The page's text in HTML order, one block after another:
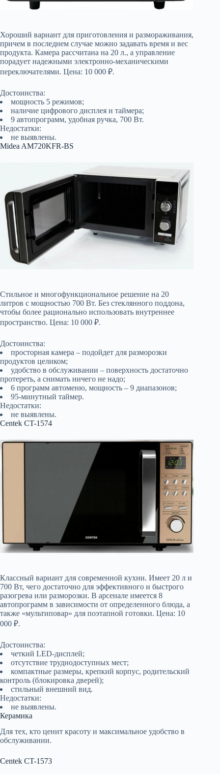
Хороший вариант для приготовления и размораживания,
причем в последнем случае можно задавать время и вес
продукта. Камера рассчитана на 20 л., а управление
порадует надежными электронно-механическими
переключателями. Цена: 10 000 ₽.
Достоинства:
мощность 5 режимов;
наличие цифрового дисплея и таймера;
9 автопрограмм, удобная ручка, 700 Вт.
Недостатки:
не выявлены.
Midea AM720KFR-BS
Стильное и многофункциональное решение на 20
литров с мощностью 700 Вт. Без стеклянного поддона,
чтобы более рационально использовать внутреннее
пространство. Цена: 10 000 ₽.
Достоинства:
просторная камера – подойдет для разморозки
продуктов целиком;
удобство в обслуживании – поверхность достаточно
протереть, а снимать ничего не надо;
6 программ автоменю, мощность – 9 диапазонов;
95-минутный таймер.
Недостатки:
не выявлены.
Centek CT-1574
Классный вариант для современной кухни. Имеет 20 л и
700 Вт, чего достаточно для эффективного и быстрого
разогрева или разморозки. В арсенале имеется 8
автопрограмм в зависимости от определенного блюда, а
также «мультиповар» для поэтапной готовки. Цена: 10
000 ₽.
Достоинства:
четкий LED-дисплей;
отсутствие труднодоступных мест;
компактные размеры, крепкий корпус, родительский
контроль (блокировка дверей);
стильный внешний вид.
Недостатки:
не выявлены.
Керамика
Для тех, кто ценит красоту и максимальное удобство в
обслуживании.
Centek CT-1573